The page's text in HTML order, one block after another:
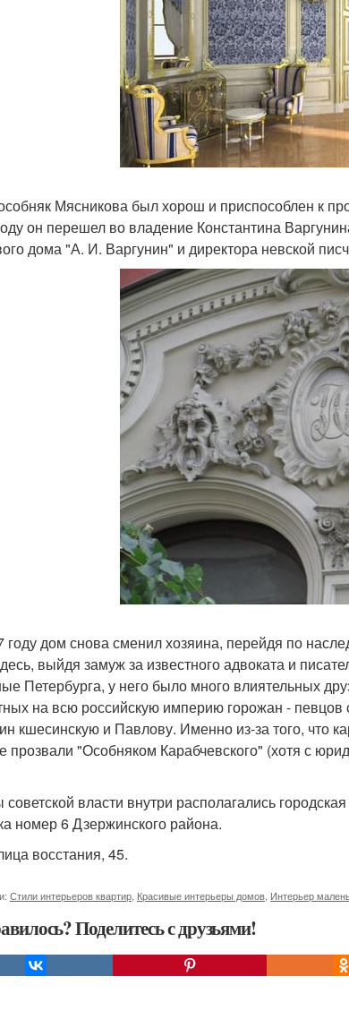
Мясникова был хорош и приспособлен к
он перешел во владение Константина
дома "А. И. Варгунин" и директора невской
году дом снова сменил хозяина, перейдя по
выйдя замуж за известного адвоката и
Петербурга, у него было много влиятельных
на всю российскую империю горожан -
кшесинскую и Павлову. Именно из-за того, что
прозвали "Особняком Карабчевского" (хотя с
советской власти внутри располагались
номер 6 Дзержинского района.
восстания, 45.
Стили интерьеров квартир Красивые интерьеры домов Интерьер
Поделитесь с друзьями!